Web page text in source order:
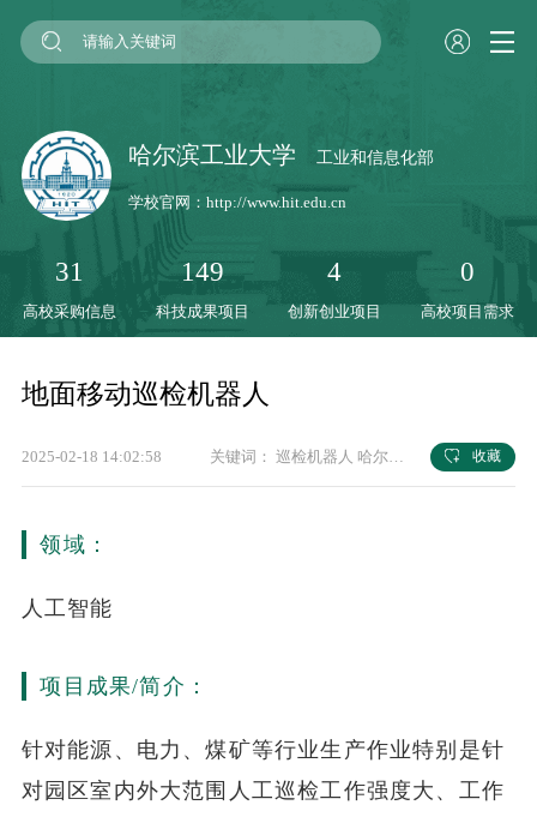
哈尔滨工业大学 工业和信息化部
学校官网： http://www.hit.edu.cn
31
高校采购信息
149
科技成果项目
4
创新创业项目
0
高校项目需求
地面移动巡检机器人
2025-02-18 14:02:58 关键词： 巡检机器人 哈尔滨工业大学 科研成果
收藏
领域：
人工智能
项目成果/简介：
针对能源、电力、煤矿等行业生产作业特别是针
对园区室内外大范围人工巡检工作强度大、工作